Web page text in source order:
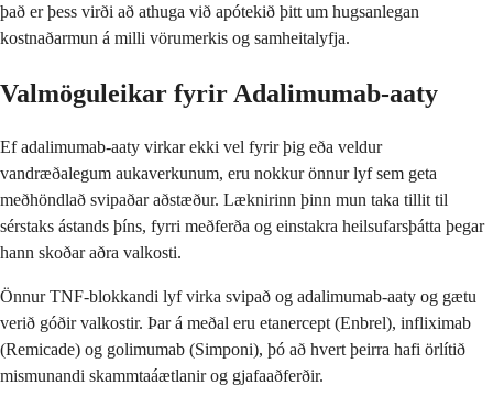
það er þess virði að athuga við apótekið þitt um hugsanlegan
kostnaðarmun á milli vörumerkis og samheitalyfja.
Valmöguleikar fyrir Adalimumab-aaty
Ef adalimumab-aaty virkar ekki vel fyrir þig eða veldur
vandræðalegum aukaverkunum, eru nokkur önnur lyf sem geta
meðhöndlað svipaðar aðstæður. Læknirinn þinn mun taka tillit til
sérstaks ástands þíns, fyrri meðferða og einstakra heilsufarsþátta þegar
hann skoðar aðra valkosti.
Önnur TNF-blokkandi lyf virka svipað og adalimumab-aaty og gætu
verið góðir valkostir. Þar á meðal eru etanercept (Enbrel), infliximab
(Remicade) og golimumab (Simponi), þó að hvert þeirra hafi örlítið
mismunandi skammtaáætlanir og gjafaaðferðir.